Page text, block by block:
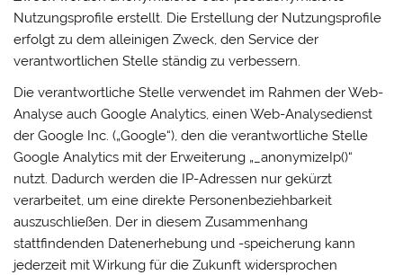
Nutzungsprofile erstellt. Die Erstellung der Nutzungsprofile
erfolgt zu dem alleinigen Zweck, den Service der
verantwortlichen Stelle ständig zu verbessern.
Die verantwortliche Stelle verwendet im Rahmen der Web-
Analyse auch Google Analytics, einen Web-Analysedienst
der Google Inc. („Google“), den die verantwortliche Stelle
Google Analytics mit der Erweiterung „_anonymizeIp()“
nutzt. Dadurch werden die IP-Adressen nur gekürzt
verarbeitet, um eine direkte Personenbeziehbarkeit
auszuschließen. Der in diesem Zusammenhang
stattfindenden Datenerhebung und -speicherung kann
jederzeit mit Wirkung für die Zukunft widersprochen